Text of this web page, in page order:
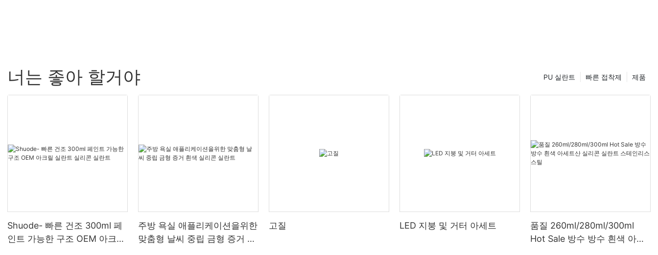
너는 좋아 할거야 제품
빠른 접착제
PU 실란트
Shuode- 빠른 건조 300ml 페
인트 가능한 구조 OEM 아크릴
주방 욕실 애플리케이션을위한
맞춤형 날씨 중립 금형 증거 흰
고질 LED 지붕 및 거터 아세트
품질 260ml/280ml/300ml
Hot Sale 방수 방수 흰색 아세